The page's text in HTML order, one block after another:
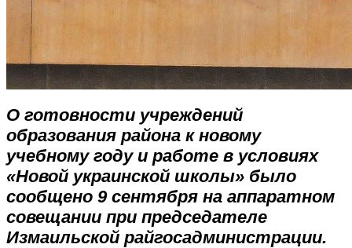
О готовности учреждений
образования района к новому
учебному году и работе в условиях
«Новой украинской школы» было
сообщено 9 сентября на аппаратном
совещании при председателе
Измаильской райгосадминистрации.